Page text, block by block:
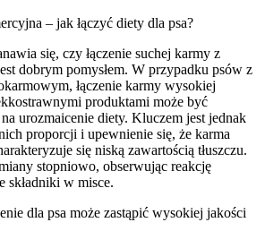
– jak łączyć diety dla psa?
się, czy łączenie suchej karmy z
dobrym pomysłem. W przypadku psów z
łączenie karmy wysokiej
produktami może być
urozmaicenie diety. Kluczem jest jednak
proporcji i upewnienie się, że karma
się niską zawartością tłuszczu.
stopniowo, obserwując reakcję
składniki w misce.
dla psa może zastąpić wysokiej jakości